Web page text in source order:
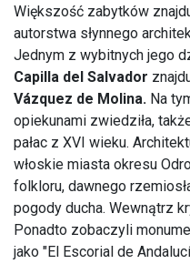
Większość zabytków
autorstwa słynnego
Jednym z wybitnych jego
Capilla del Salvador
Vázquez de Molina. Na
opiekunami zwiedziła,
pałac z XVI wieku.
włoskie miasta okresu
folkloru, dawnego
pogody ducha. Wewnątrz
Ponadto zobaczyli
jako "El Escorial de